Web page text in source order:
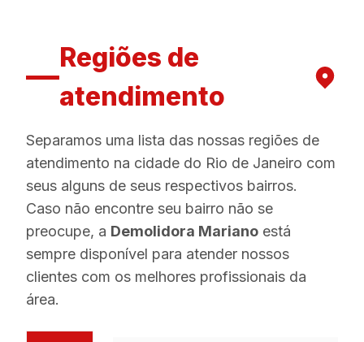
Regiões de
atendimento
Separamos uma lista das nossas regiões de
atendimento na cidade do Rio de Janeiro com
seus alguns de seus respectivos bairros.
Caso não encontre seu bairro não se
preocupe, a Demolidora Mariano está
sempre disponível para atender nossos
clientes com os melhores profissionais da
área.